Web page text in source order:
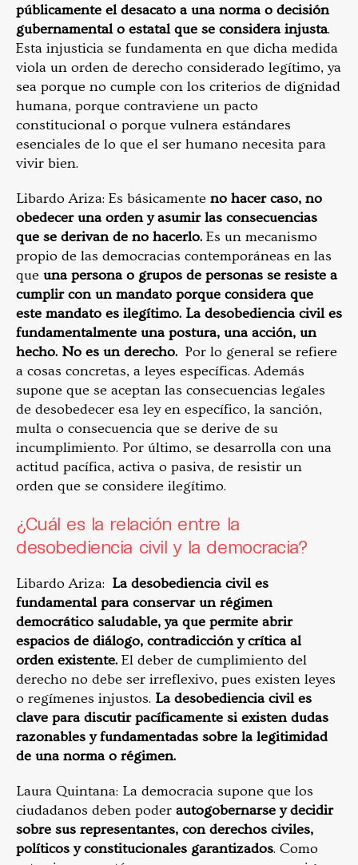
públicamente el desacato a una norma o decisión
gubernamental o estatal que se considera injusta.
Esta injusticia se fundamenta en que dicha medida
viola un orden de derecho considerado legítimo, ya
sea porque no cumple con los criterios de dignidad
humana, porque contraviene un pacto
constitucional o porque vulnera estándares
esenciales de lo que el ser humano necesita para
vivir bien.
Libardo Ariza: Es básicamente no hacer caso, no
obedecer una orden y asumir las consecuencias
que se derivan de no hacerlo. Es un mecanismo
propio de las democracias contemporáneas en las
que una persona o grupos de personas se resiste a
cumplir con un mandato porque considera que
este mandato es ilegítimo. La desobediencia civil es
fundamentalmente una postura, una acción, un
hecho. No es un derecho. Por lo general se refiere
a cosas concretas, a leyes específicas. Además
supone que se aceptan las consecuencias legales
de desobedecer esa ley en específico, la sanción,
multa o consecuencia que se derive de su
incumplimiento. Por último, se desarrolla con una
actitud pacífica, activa o pasiva, de resistir un
orden que se considere ilegítimo.
¿Cuál es la relación entre la
desobediencia civil y la democracia?
Libardo Ariza: La desobediencia civil es
fundamental para conservar un régimen
democrático saludable, ya que permite abrir
espacios de diálogo, contradicción y crítica al
orden existente. El deber de cumplimiento del
derecho no debe ser irreflexivo, pues existen leyes
o regímenes injustos. La desobediencia civil es
clave para discutir pacíficamente si existen dudas
razonables y fundamentadas sobre la legitimidad
de una norma o régimen.
Laura Quintana: La democracia supone que los
ciudadanos deben poder autogobernarse y decidir
sobre sus representantes, con derechos civiles,
políticos y constitucionales garantizados. Como